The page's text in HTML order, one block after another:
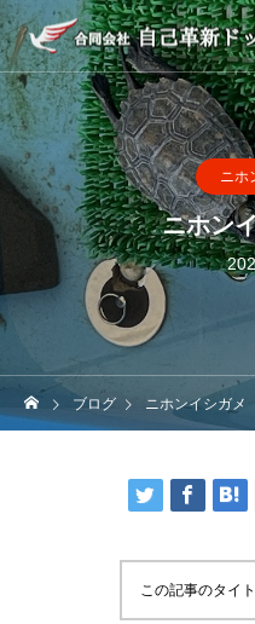
ニホ
ニホン
ブログ ニホンイシガメ
この記事のタイ